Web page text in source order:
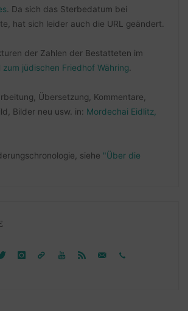
. Da sich das Sterbedatum bei
hat sich leider auch die URL geändert.
der Zahlen der Bestatteten im
jüdischen Friedhof Währing
Übersetzung, Kommentare,
Bilder neu usw. in: Mordechai Eidlitz,
siehe "Über die